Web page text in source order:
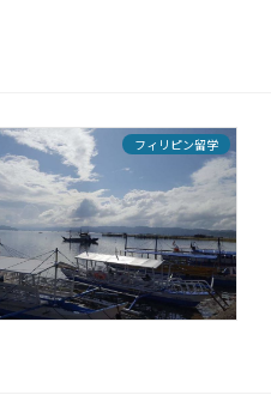
フィリピン留学